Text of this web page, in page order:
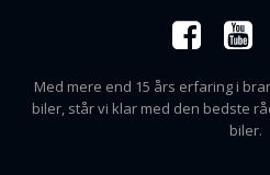
Med mere end 15 års erfaring i
biler, står vi klar med den bedste
biler.